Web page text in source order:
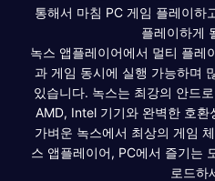
통해서 마침 PC 게임 플레이하
플레이하게
녹스 앱플레이어에서 멀티 플레
과 게임 동시에 실행 가능하며
있습니다. 녹스는 최강의 안드
AMD, Intel 기기와 완벽한 호환
가벼운 녹스에서 최상의 게임
스 앱플레이어, PC에서 즐기는
로드하